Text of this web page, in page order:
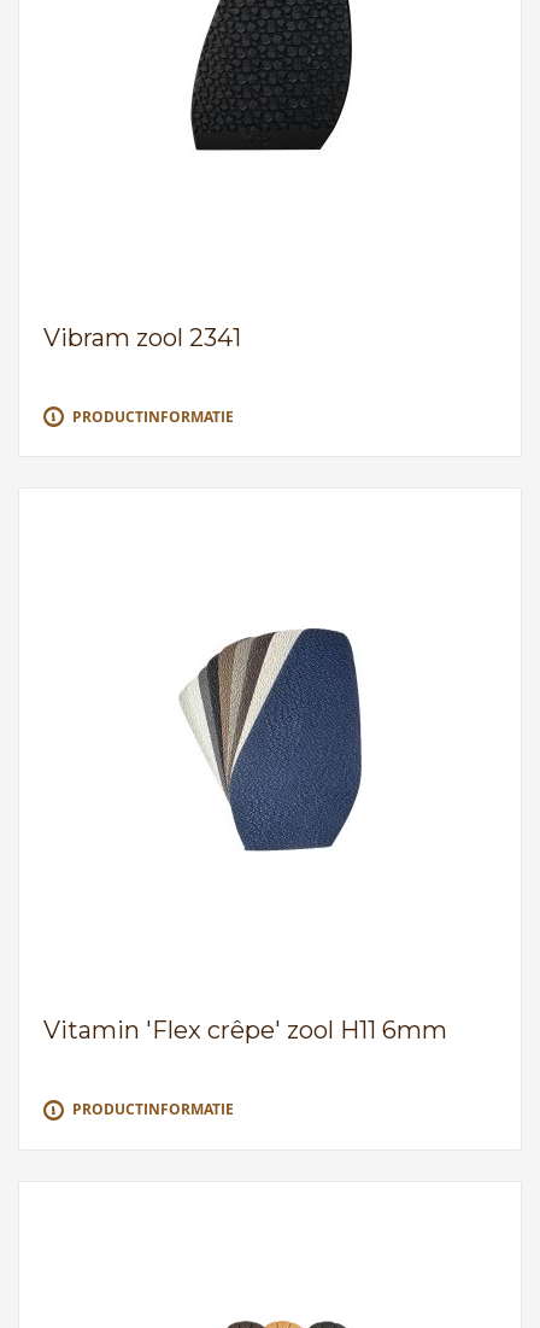
Vibram zool 2341
PRODUCTINFORMATIE
Vitamin 'Flex crêpe' zool H11 6mm
PRODUCTINFORMATIE